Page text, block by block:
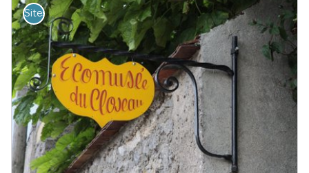
Sites de visite